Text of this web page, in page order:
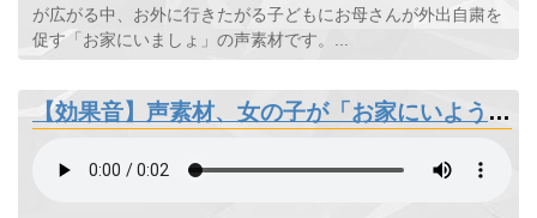
が広がる中、お外に行きたがる子どもにお母さんが外出自粛を
促す「お家にいましょ」の声素材です。...
【効果音】声素材、女の子が「お家にいようね」